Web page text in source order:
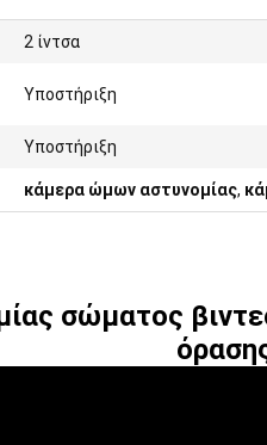
2 ίντσα
Υποστήριξη
Υποστήριξη
κάμερα ώμων αστυνομίας,
σώματος